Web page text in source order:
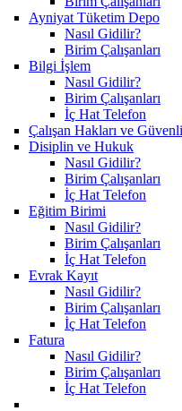
Ayniyat Tüketim Depo
Nasıl Gidilir?
Birim Çalışanları
Bilgi İşlem
Nasıl Gidilir?
Birim Çalışanları
İç Hat Telefon
Çalışan Hakları ve
Disiplin ve Hukuk
Nasıl Gidilir?
Birim Çalışanları
İç Hat Telefon
Eğitim Birimi
Nasıl Gidilir?
Birim Çalışanları
İç Hat Telefon
Evrak Kayıt
Nasıl Gidilir?
Birim Çalışanları
İç Hat Telefon
Fatura
Nasıl Gidilir?
Birim Çalışanları
İç Hat Telefon